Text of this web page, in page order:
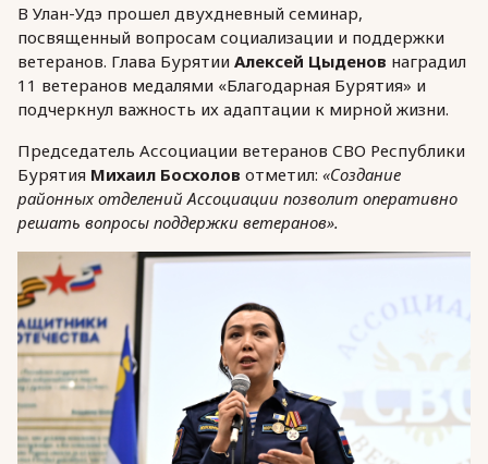
В Улан-Удэ прошел двухдневный семинар,
посвященный вопросам социализации и поддержки
ветеранов. Глава Бурятии Алексей Цыденов наградил
11 ветеранов медалями «Благодарная Бурятия» и
подчеркнул важность их адаптации к мирной жизни.
Председатель Ассоциации ветеранов СВО Республики
Бурятия Михаил Босхолов отметил: «Создание
районных отделений Ассоциации позволит оперативно
решать вопросы поддержки ветеранов».